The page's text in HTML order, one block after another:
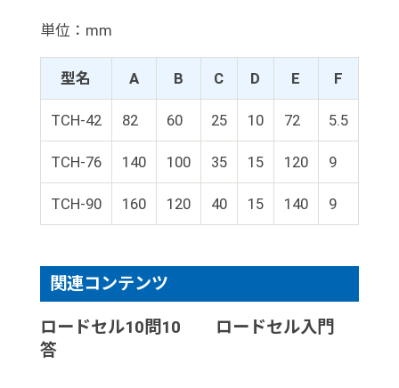
単位：mm
型名 A B C D E F
TCH-42 82 60 25 10 72 5.5
TCH-76 140 100 35 15 120 9
TCH-90 160 120 40 15 140 9
関連コンテンツ
ロードセル10問10
答
ロードセル入門